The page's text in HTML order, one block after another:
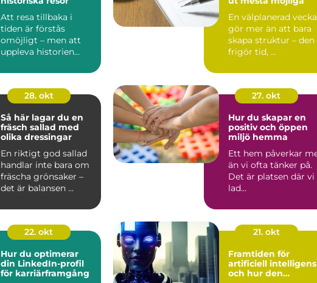
Att resa tillbaka i
tiden är förstås
omöjligt – men att
uppleva historien...
En välplanerad vecka
gör mer än att bara
skapa struktur – den
frigör tid, ...
28. okt
Så här lagar du en
fräsch sallad med
olika dressingar
En riktigt god sallad
handlar inte bara om
fräscha grönsaker –
det är balansen ...
27. okt
Hur du skapar en
positiv och öppen
miljö hemma
Ett hem påverkar
än vi ofta tänker på.
Det är platsen där vi
lad...
22. okt
Hur du optimerar
din LinkedIn-profil
för karriärframgång
21. okt
Framtiden för
artificiell intelligens
och hur den